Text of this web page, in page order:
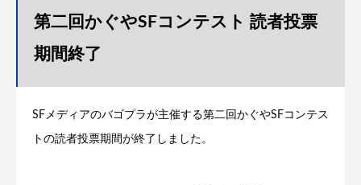
第二回かぐやSFコンテスト 読者投票
期間終了
SFメディアのバゴプラが主催する第二回かぐやSFコンテス
トの読者投票期間が終了しました。